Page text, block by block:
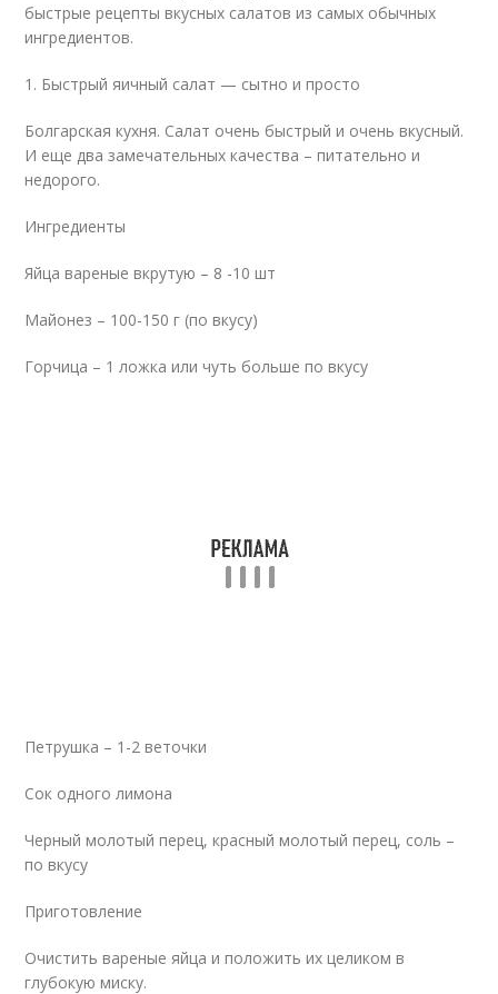
быстрые рецепты вкусных салатов из самых обычных
ингредиентов.
1. Быстрый яичный салат — сытно и просто
Болгарская кухня. Салат очень быстрый и очень вкусный.
И еще два замечательных качества – питательно и
недорого.
Ингредиенты
Яйца вареные вкрутую – 8 -10 шт
Майонез – 100-150 г (по вкусу)
Горчица – 1 ложка или чуть больше по вкусу
Петрушка – 1-2 веточки
Сок одного лимона
Черный молотый перец, красный молотый перец, соль –
по вкусу
Приготовление
Очистить вареные яйца и положить их целиком в
глубокую миску.